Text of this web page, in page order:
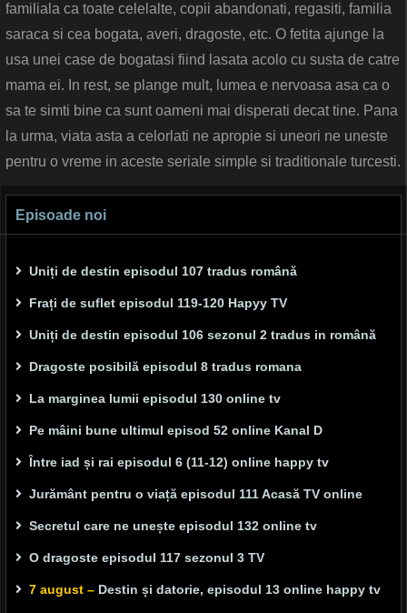
familiala ca toate celelalte, copii abandonati, regasiti, familia
saraca si cea bogata, averi, dragoste, etc. O fetita ajunge la
usa unei case de bogatasi fiind lasata acolo cu susta de catre
mama ei. In rest, se plange mult, lumea e nervoasa asa ca o
sa te simti bine ca sunt oameni mai disperati decat tine. Pana
la urma, viata asta a celorlati ne apropie si uneori ne uneste
pentru o vreme in aceste seriale simple si traditionale turcesti.
Episoade noi
Uniți de destin episodul 107 tradus română
Frați de suflet episodul 119-120 Hapyy TV
Uniți de destin episodul 106 sezonul 2 tradus in română
Dragoste posibilă episodul 8 tradus romana
La marginea lumii episodul 130 online tv
Pe mâini bune ultimul episod 52 online Kanal D
Între iad și rai episodul 6 (11-12) online happy tv
Jurământ pentru o viață episodul 111 Acasă TV online
Secretul care ne unește episodul 132 online tv
O dragoste episodul 117 sezonul 3 TV
7 august – Destin și datorie, episodul 13 online happy tv